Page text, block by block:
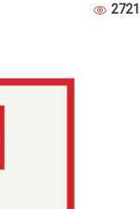
2721